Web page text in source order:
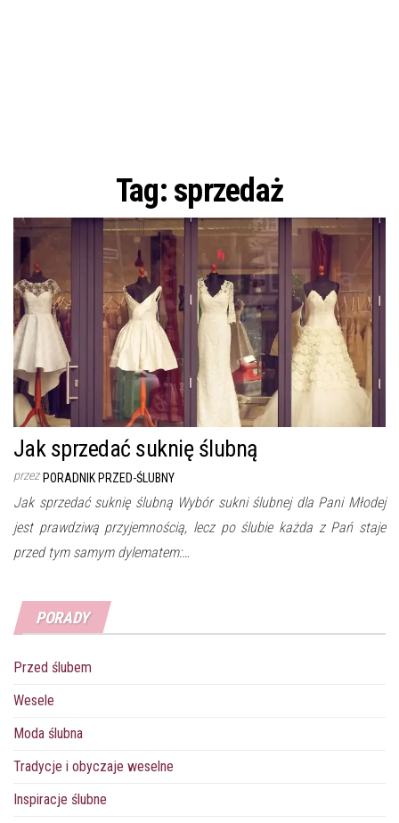
Tag: sprzedaż
Jak sprzedać suknię ślubną
przez PORADNIK PRZED-ŚLUBNY
Jak sprzedać suknię ślubną Wybór sukni ślubnej dla Pani Młodej
jest prawdziwą przyjemnością, lecz po ślubie każda z Pań staje
przed tym samym dylematem:…
PORADY
Przed ślubem
Wesele
Moda ślubna
Tradycje i obyczaje weselne
Inspiracje ślubne